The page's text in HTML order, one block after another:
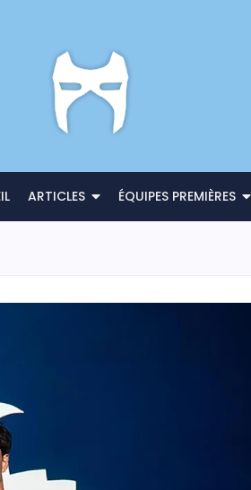
ARTICLES ÉQUIPES PREMIÈRES